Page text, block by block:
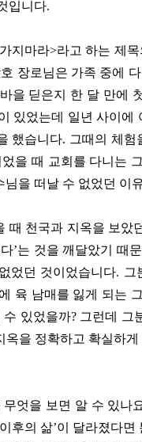
입니다.
지마라>라고 하는 제
장로님은 가족 중에
을 딛은지 한 달 만에
있었는데 일년 사이에
했습니다. 그때의 체험
을 때 교회를 다니는
님을 떠날 수 없었던 이
때 천국과 지옥을 보았
’는 것을 깨달았기 때
었던 것이었습니다. 그
육 남매를 잃게 되는
수 있었을까? 그런데 그
옥을 정확하고 확실하게
무엇을 보면 알 수 있나
이후의 삶’이 달라졌다면